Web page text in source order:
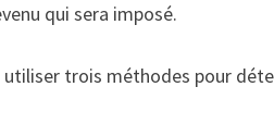
qui sera imposé.
trois méthodes pour